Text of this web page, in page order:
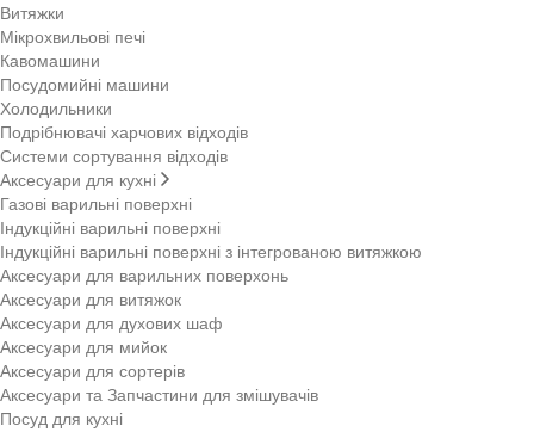
Витяжки
Мікрохвильові печі
Кавомашини
Посудомийні машини
Холодильники
Подрібнювачі харчових відходів
Системи сортування відходів
Аксесуари для кухні
Газові варильні поверхні
Індукційні варильні поверхні
Індукційні варильні поверхні з інтегрованою витяжкою
Аксесуари для варильних поверхонь
Аксесуари для витяжок
Аксесуари для духових шаф
Аксесуари для мийок
Аксесуари для сортерів
Аксесуари та Запчастини для змішувачів
Посуд для кухні